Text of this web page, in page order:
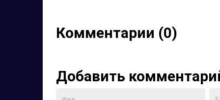
Комментарии (0)
Добавить